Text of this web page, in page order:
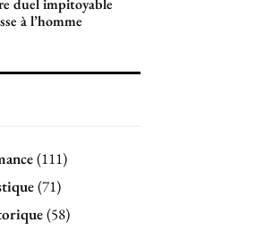
duel impitoyable
à l’homme
(111)
(71)
(58)